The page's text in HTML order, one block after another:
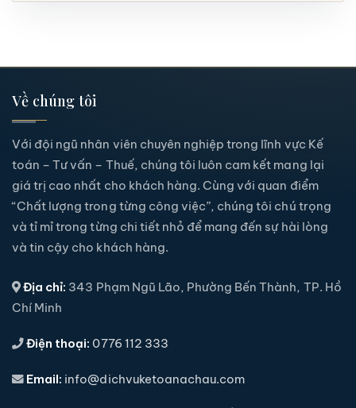
Về chúng tôi
Với đội ngũ nhân viên chuyên nghiệp trong lĩnh vực Kế
toán – Tư vấn – Thuế, chúng tôi luôn cam kết mang lại
giá trị cao nhất cho khách hàng. Cùng với quan điểm
“Chất lượng trong từng công việc”, chúng tôi chú trọng
và tỉ mỉ trong từng chi tiết nhỏ để mang đến sự hài lòng
và tin cậy cho khách hàng.
Địa chỉ: 343 Phạm Ngũ Lão, Phường Bến Thành, TP. Hồ
Chí Minh
Điện thoại: 0776 112 333
Email: info@dichvuketoanachau.com